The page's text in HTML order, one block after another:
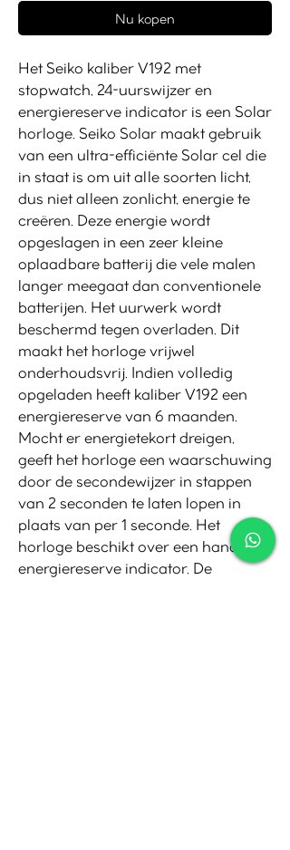
Nu kopen
Het Seiko kaliber V192 met
stopwatch, 24-uurswijzer en
energiereserve indicator is een Solar
horloge. Seiko Solar maakt gebruik
van een ultra-efficiënte Solar cel die
in staat is om uit alle soorten licht,
dus niet alleen zonlicht, energie te
creëren. Deze energie wordt
opgeslagen in een zeer kleine
oplaadbare batterij die vele malen
langer meegaat dan conventionele
batterijen. Het uurwerk wordt
beschermd tegen overladen. Dit
maakt het horloge vrijwel
onderhoudsvrij. Indien volledig
opgeladen heeft kaliber V192 een
energiereserve van 6 maanden.
Mocht er energietekort dreigen,
geeft het horloge een waarschuwing
door de secondewijzer in stappen
van 2 seconden te laten lopen in
plaats van per 1 seconde. Het
horloge beschikt over een handige
energiereserve indicator. De